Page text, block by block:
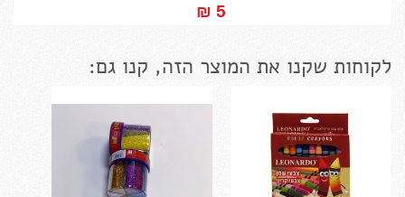
5 ₪‎
לקוחות שקנו את המוצר הזה, קנו גם: